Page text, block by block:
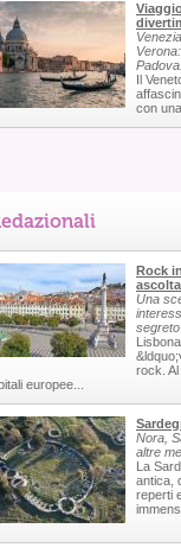
Il
con
Rock
Una
segreto
rock.
europee...
Nora,
altre
La
antica,
reperti